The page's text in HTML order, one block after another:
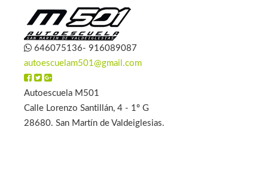
646075136- 916089087
autoescuelam501@gmail.com
Autoescuela M501
Calle Lorenzo Santillán, 4 - 1º G
28680. San Martín de Valdeiglesias.